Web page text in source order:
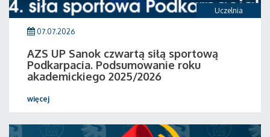
Uczelnia
07.07.2026
AZS UP Sanok czwartą siłą sportową
Podkarpacia. Podsumowanie roku
akademickiego 2025/2026
więcej